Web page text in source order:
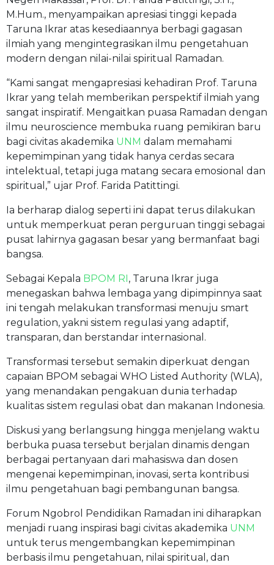
M.Hum., menyampaikan apresiasi tinggi kepada
Taruna Ikrar atas kesediaannya berbagi gagasan
ilmiah yang mengintegrasikan ilmu pengetahuan
modern dengan nilai-nilai spiritual Ramadan.
“Kami sangat mengapresiasi kehadiran Prof. Taruna
Ikrar yang telah memberikan perspektif ilmiah yang
sangat inspiratif. Mengaitkan puasa Ramadan dengan
ilmu neuroscience membuka ruang pemikiran baru
bagi civitas akademika UNM dalam memahami
kepemimpinan yang tidak hanya cerdas secara
intelektual, tetapi juga matang secara emosional dan
spiritual,” ujar Prof. Farida Patittingi.
Ia berharap dialog seperti ini dapat terus dilakukan
untuk memperkuat peran perguruan tinggi sebagai
pusat lahirnya gagasan besar yang bermanfaat bagi
bangsa.
Sebagai Kepala BPOM RI, Taruna Ikrar juga
menegaskan bahwa lembaga yang dipimpinnya saat
ini tengah melakukan transformasi menuju smart
regulation, yakni sistem regulasi yang adaptif,
transparan, dan berstandar internasional.
Transformasi tersebut semakin diperkuat dengan
capaian BPOM sebagai WHO Listed Authority (WLA),
yang menandakan pengakuan dunia terhadap
kualitas sistem regulasi obat dan makanan Indonesia.
Diskusi yang berlangsung hingga menjelang waktu
berbuka puasa tersebut berjalan dinamis dengan
berbagai pertanyaan dari mahasiswa dan dosen
mengenai kepemimpinan, inovasi, serta kontribusi
ilmu pengetahuan bagi pembangunan bangsa.
Forum Ngobrol Pendidikan Ramadan ini diharapkan
menjadi ruang inspirasi bagi civitas akademika UNM
untuk terus mengembangkan kepemimpinan
berbasis ilmu pengetahuan, nilai spiritual, dan